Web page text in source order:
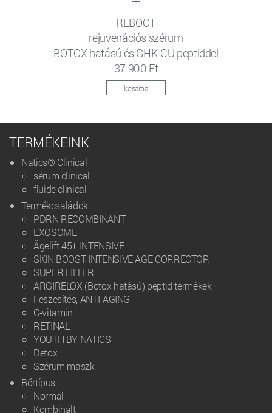
REBOOT
rejuvenációs szérum
BOTOX hatású és GHK-CU peptiddel
37 900 Ft
kosárba
TERMÉKEINK
Natics® Clinical
sérum clinical
fluide clinical
Termékcsaládok
PDRN RECOMBINANT
EXOSOME
Âgelift 45+ INTENSIVE
SKIN BOOST INTENSIVE AGE CORRECTOR
SUPER FILLER
ARGIRELOX (Botox hatású) peptid termékek
Feszesítés, ANTI-AGING
C-vitamin
RETINAL
YOUTH BY NATICS
Detox
Szérum maszk
Bőrtípus
Normál
Kombinált